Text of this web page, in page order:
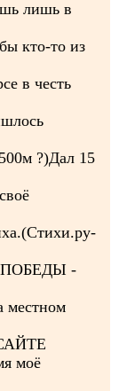
лишь в
кто-то из
в честь
?)Дал 15
ПОБЕДЫ -
местном
моё